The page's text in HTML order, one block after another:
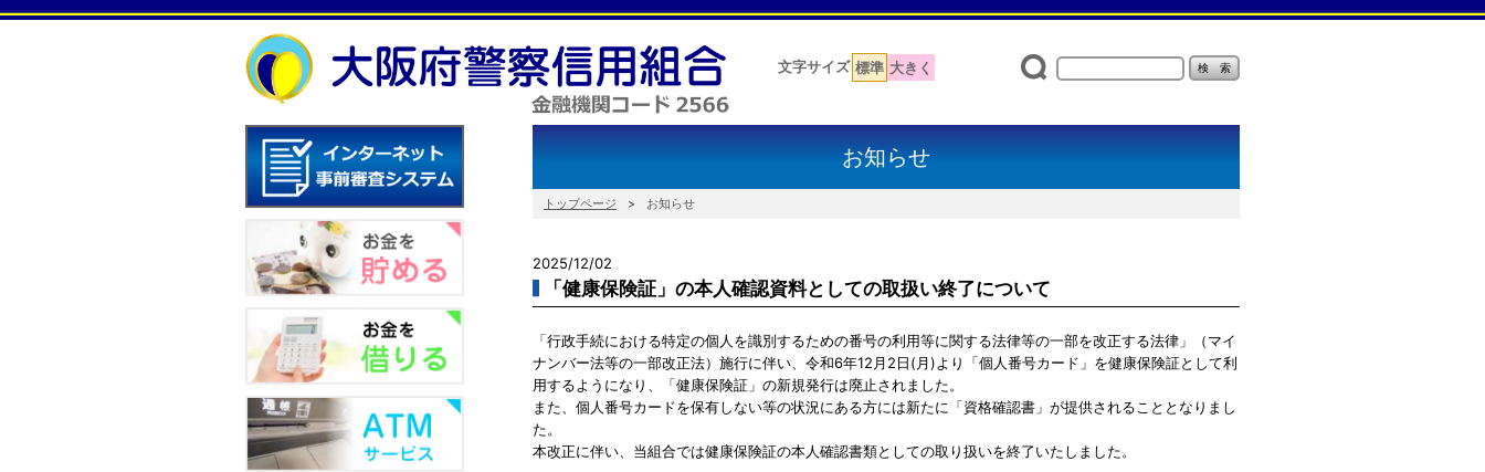
文字サイズ 標準 大きく
お知らせ
トップページ お知らせ
2025/12/02
「健康保険証」の本人確認資料としての取扱い終了について
「行政手続における特定の個人を識別するための番号の利用等に関する法律等の一部を改正する法律」（マイ
ナンバー法等の一部改正法）施行に伴い、令和6年12月2日(月)より「個人番号カード」を健康保険証として利
用するようになり、「健康保険証」の新規発行は廃止されました。
また、個人番号カードを保有しない等の状況にある方には新たに「資格確認書」が提供されることとなりまし
た。
本改正に伴い、当組合では健康保険証の本人確認書類としての取り扱いを終了いたしました。